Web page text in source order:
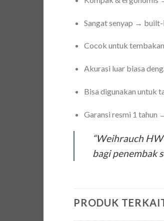
Sangat senyap →
Cocok untuk
Akurasi luar biasa
Bisa digunakan untuk
Garansi resmi 1 tahun
“Weihrauch
bagi penembak
PRODUK